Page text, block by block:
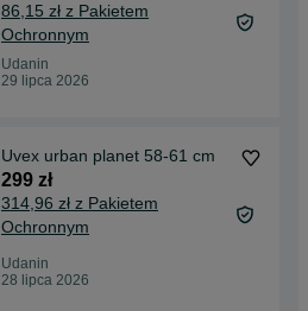
86,15 zł z Pakietem
Ochronnym
Udanin
29 lipca 2026
Uvex urban planet 58-61 cm
299 zł
314,96 zł z Pakietem
Ochronnym
Udanin
28 lipca 2026